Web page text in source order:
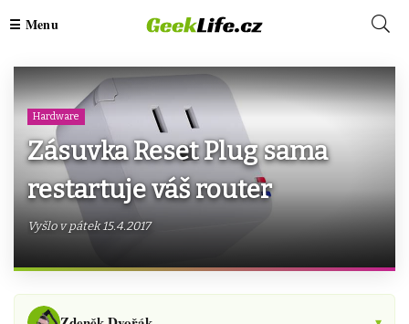
Hardware
Zásuvka Reset Plug sama
restartuje váš router
Vyšlo v pátek 15.4.2017